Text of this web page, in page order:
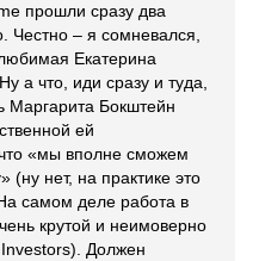
прошли сразу два
Честно – я сомневался,
Екатерина
а что, иди сразу и туда,
Маргарита Бокштейн
ей
«мы вполне сможем
(ну нет, на практике это
самом деле работа в
крутой и неимоверно
Должен